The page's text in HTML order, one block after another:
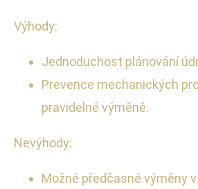
Výhody:
Jednoduchost plánování
Prevence mechanických
pravidelné výměně.
Nevýhody:
Možné předčasné výměny